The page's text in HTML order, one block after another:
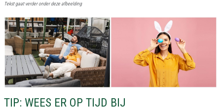
Tekst gaat verder onder deze afbeelding
TIP: WEES ER OP TIJD BIJ